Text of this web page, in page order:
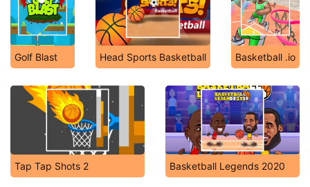
Golf Blast Head Sports Basketball Basketball .io
Tap Tap Shots 2 Basketball Legends 2020